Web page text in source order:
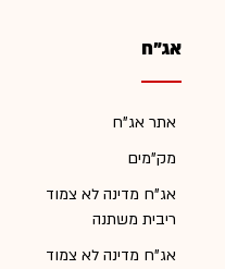
אג"ח
אתר אג"ח
מק"מים
אג"ח מדינה לא צמוד
ריבית משתנה
אג"ח מדינה לא צמוד